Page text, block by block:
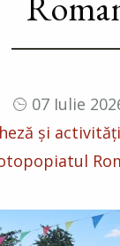
07 Iulie
și